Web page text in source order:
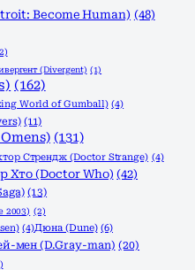
Become Human) (48)
(Divergent) (1)
(162)
World of Gumball) (4)
(11)
(131)
Стрендж (Doctor Strange) (4)
Хто (Doctor Who) (42)
(13)
2003) (2)
(4)Дюна (Dune) (6)
мен (D.Gray-man) (20)